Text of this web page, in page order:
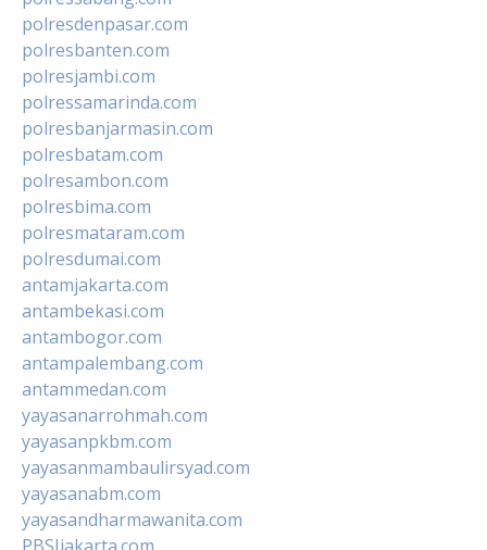
polresdenpasar.com
polresbanten.com
polresjambi.com
polressamarinda.com
polresbanjarmasin.com
polresbatam.com
polresambon.com
polresbima.com
polresmataram.com
polresdumai.com
antamjakarta.com
antambekasi.com
antambogor.com
antampalembang.com
antammedan.com
yayasanarrohmah.com
yayasanpkbm.com
yayasanmambaulirsyad.com
yayasanabm.com
yayasandharmawanita.com
PBSIjakarta.com